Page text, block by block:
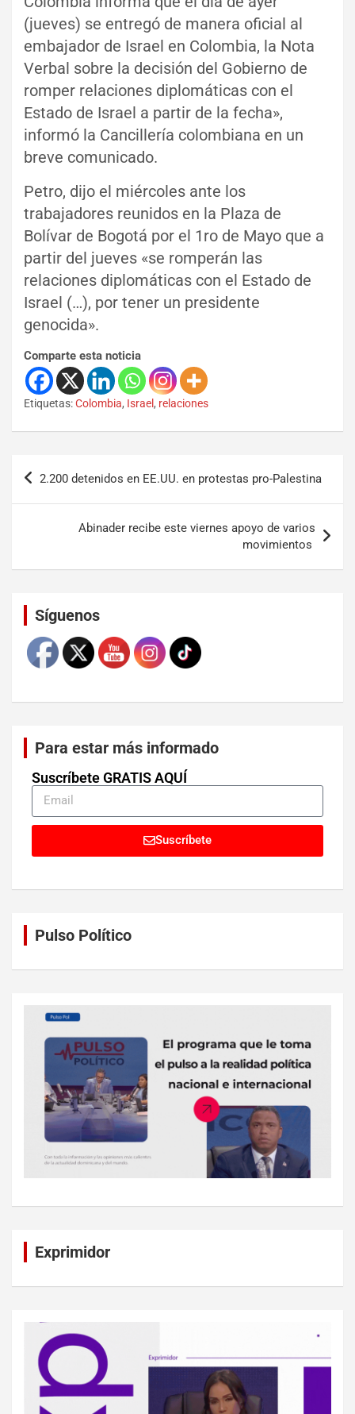
(jueves) se entregó de manera oficial al
embajador de Israel en Colombia, la Nota
Verbal sobre la decisión del Gobierno de
romper relaciones diplomáticas con el
Estado de Israel a partir de la fecha»,
informó la Cancillería colombiana en un
breve comunicado.
Petro, dijo el miércoles ante los
trabajadores reunidos en la Plaza de
Bolívar de Bogotá por el 1ro de Mayo que a
partir del jueves «se romperán las
relaciones diplomáticas con el Estado de
Israel (…), por tener un presidente
genocida».
Comparte esta noticia
Etiquetas:Colombia, Israel , relaciones
2.200 detenidos en EE.UU. en protestas pro-Palestina
Abinader recibe este viernes apoyo de varios
movimientos
Síguenos
Para estar más informado
Suscríbete GRATIS AQUÍ
Suscríbete
Pulso Político
Exprimidor